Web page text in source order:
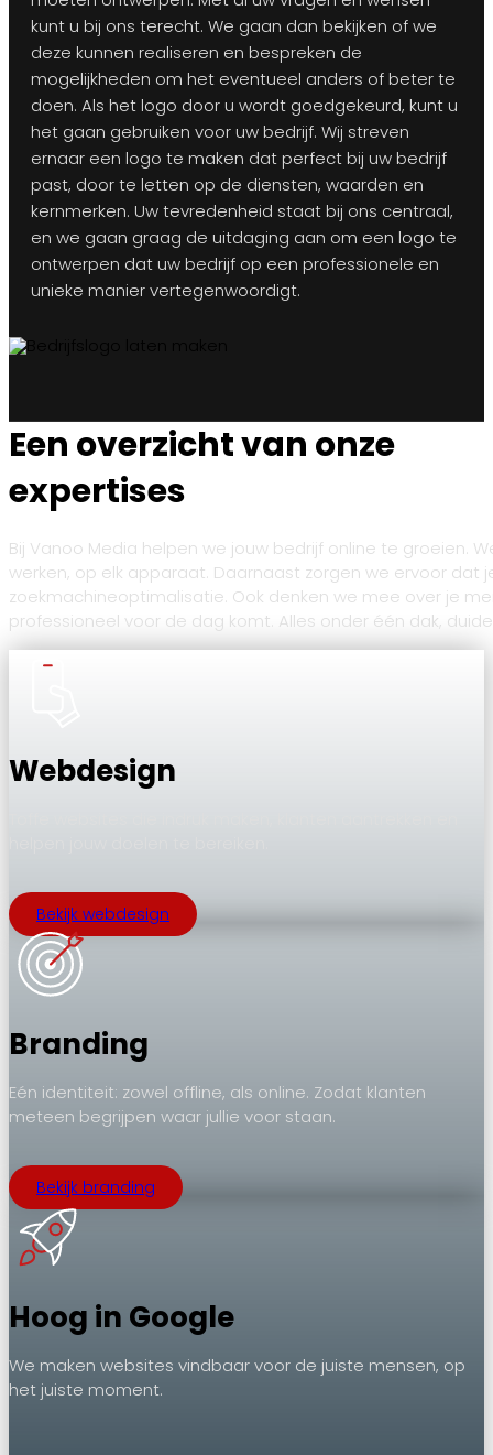
kunt u bij ons terecht. We gaan dan bekijken of we
deze kunnen realiseren en bespreken de
mogelijkheden om het eventueel anders of beter te
doen. Als het logo door u wordt goedgekeurd, kunt u
het gaan gebruiken voor uw bedrijf. Wij streven
ernaar een logo te maken dat perfect bij uw bedrijf
past, door te letten op de diensten, waarden en
kernmerken. Uw tevredenheid staat bij ons centraal,
en we gaan graag de uitdaging aan om een logo te
ontwerpen dat uw bedrijf op een professionele en
unieke manier vertegenwoordigt.
Een overzicht van onze
expertises
Bij Vanoo Media helpen we jouw bedrijf online te groeien.
werken, op elk apparaat. Daarnaast zorgen we ervoor
zoekmachineoptimalisatie. Ook denken we mee over je
professioneel voor de dag komt. Alles onder één dak,
Webdesign
Bekijk webdesign
Branding
Eén identiteit: zowel offline, als online. Zodat klanten
meteen begrijpen waar jullie voor staan.
Bekijk branding
Hoog in Google
We maken websites vindbaar voor de juiste mensen, op
het juiste moment.